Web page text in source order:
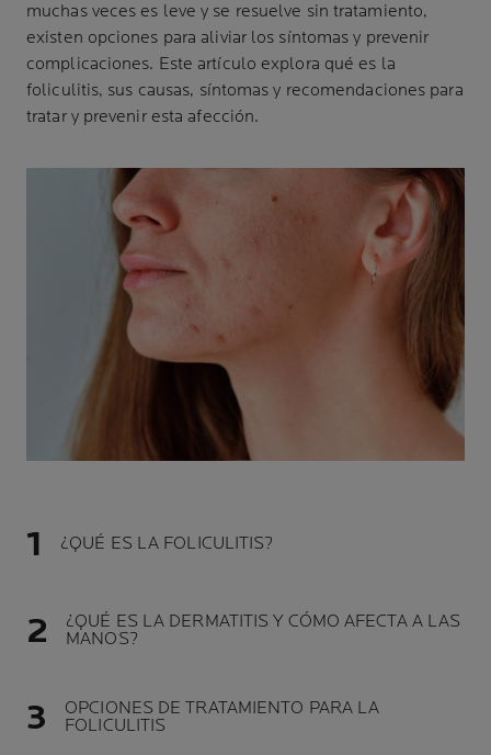
muchas veces es leve y se resuelve sin tratamiento,
existen opciones para aliviar los síntomas y prevenir
complicaciones. Este artículo explora qué es la
foliculitis, sus causas, síntomas y recomendaciones para
tratar y prevenir esta afección.
¿QUÉ ES LA FOLICULITIS?
¿QUÉ ES LA DERMATITIS Y CÓMO AFECTA A LAS
MANOS?
OPCIONES DE TRATAMIENTO PARA LA
FOLICULITIS